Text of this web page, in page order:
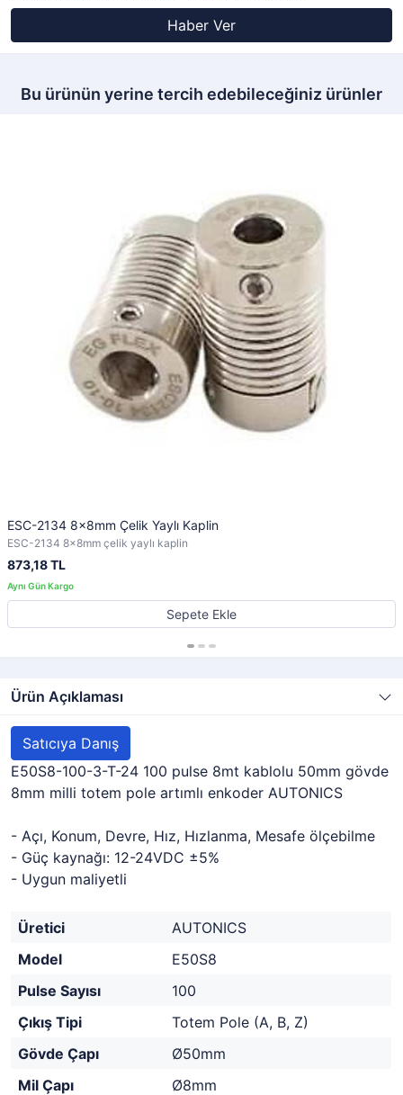
Haber Ver
Bu ürünün yerine tercih edebileceğiniz ürünler
ESC-2134 8x8mm Çelik Yaylı Kaplin
ESC-2134 8x8mm çelik yaylı kaplin
873,18 TL
Sepete Ekle
Ürün Açıklaması
Satıcıya Danış
E50S8-100-3-T-24 100 pulse 8mt kablolu 50mm gövde
8mm milli totem pole artımlı enkoder AUTONICS
- Açı, Konum, Devre, Hız, Hızlanma, Mesafe ölçebilme
- Güç kaynağı: 12-24VDC ±5%
- Uygun maliyetli
Üretici
AUTONICS
Model
E50S8
Pulse Sayısı
100
Çıkış Tipi
Totem Pole (A, B, Z)
Gövde Çapı
Ø50mm
Mil Çapı
Ø8mm